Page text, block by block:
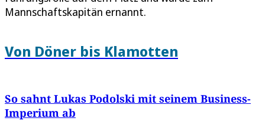
Mannschaftskapitän ernannt.
Von Döner bis Klamotten
So sahnt Lukas Podolski mit seinem Business-
Imperium ab